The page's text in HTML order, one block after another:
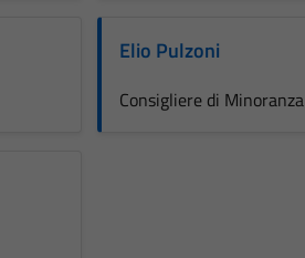
Elio Pulzoni
Consigliere di Minoranza